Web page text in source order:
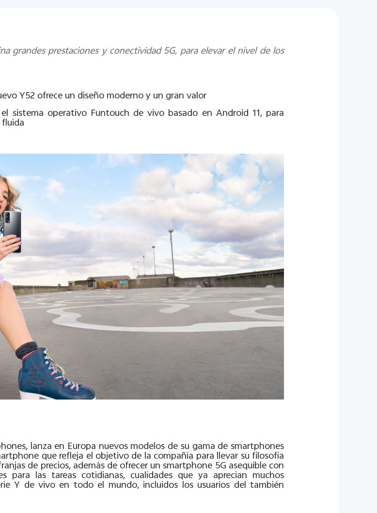
grandes prestaciones y conectividad 5G, para elevar el nivel de los
Y52 ofrece un diseño moderno y un gran valor
sistema operativo Funtouch de vivo basado en Android 11, para
lanza en Europa nuevos modelos de su gama de smartphones
que refleja el objetivo de la compañía para llevar su filosofía
de precios, además de ofrecer un smartphone 5G asequible con
para las tareas cotidianas, cualidades que ya aprecian muchos
Y de vivo en todo el mundo, incluidos los usuarios del también